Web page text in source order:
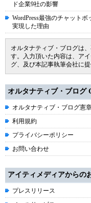
ド企業9社の影響
WordPress最強のチャット
実現した理由
オルタナティブ・ブログは
す。入力頂いた内容は、ア
グ、及び本記事執筆会社に提
オルタナティブ・ブログ
オルタナティブ・ブログ憲
利用規約
プライバシーポリシー
お問い合わせ
アイティメディアからの
プレスリリース